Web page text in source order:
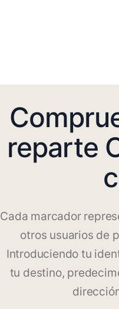
reparte
Cada marcador
otros usuarios de
Introduciendo tu
tu destino,